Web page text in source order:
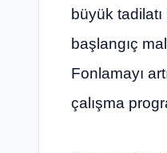
büyük tadilatı
başlangıç
Fonlamayı
çalışma